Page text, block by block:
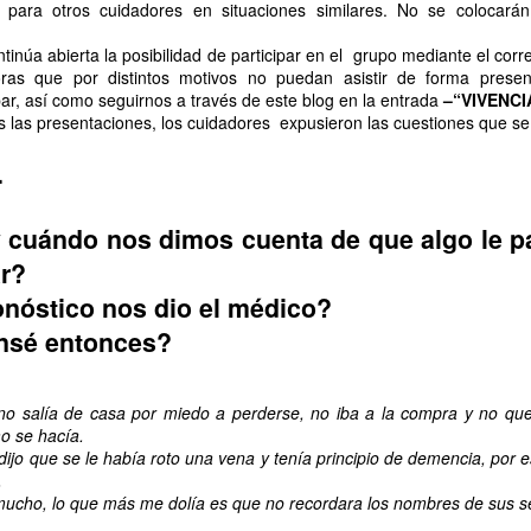
otros cuidadores en situaciones similares. No se
posibilidad de participar en el grupo mediante el correo
que por distintos motivos no puedan asistir de forma
así como seguirnos a través de este blog en la entrada
los cuidadores expusieron las cuestiones que se
cuándo nos dimos cuenta de que algo le
nos dio el médico?
entonces?
salía de casa por miedo a perderse, no iba a la compra y no
se hacía.
que se le había roto una vena y tenía principio de demencia, por
lo que más me dolía es que no recordara los nombres de sus
celebración. Hoy hemos tenido la
cumpleaños de Nieves,
compartiendo con ella una jornada
llena de cariño, sonrisas y buenos
momentos.
compañeras, compañeros y el
ha recibido el afecto y las
felicitaciones de todos en un día
tan especial.
a Jesús poco le faltó, pero
orilla, dejando que el agua fresca
les mojara y refrescara los pies 👣
💙
DIA MUNDIAL DE LA TARTA DE QUESO
Hoy en el Centro de Día nos hemos unido a una celebración muy
de la Tarta de Queso. Una jornada diferente que nos ha permitido
bienestar subjetivo que incluye la satisfacción con la propia vida, la
de que la vida tiene sentido.
largo de la vida, la idea de felicidad puede cambiar en función de las
personales y las circunstancias vitales.